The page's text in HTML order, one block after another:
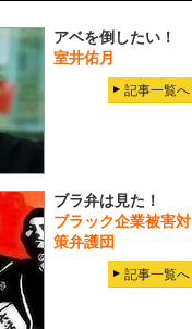
アベを倒したい！
室井佑月
記事一覧へ
ブラ弁は見た！
ブラック企業被害対
策弁護団
記事一覧へ